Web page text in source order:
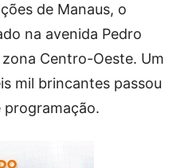
de Manaus, o
na avenida Pedro
Centro-Oeste. Um
mil brincantes passou
programação.